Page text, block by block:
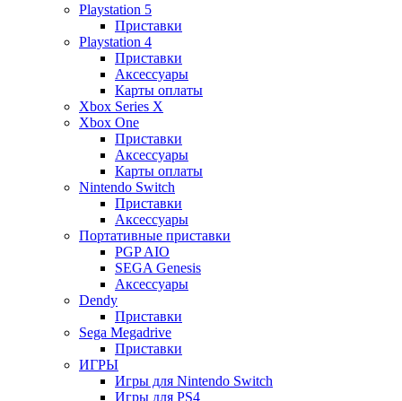
Playstation 5
Приставки
Playstation 4
Приставки
Аксессуары
Карты оплаты
Xbox Series X
Xbox One
Приставки
Аксессуары
Карты оплаты
Nintendo Switch
Приставки
Аксессуары
Портативные приставки
PGP AIO
SEGA Genesis
Аксессуары
Dendy
Приставки
Sega Megadrive
Приставки
ИГРЫ
Игры для Nintendo Switch
Игры для PS4